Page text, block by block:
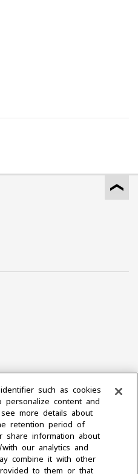
ව්‍යාපාරික ප්‍රදේශ
such as cookies
content and
more details about
retention period of
share information about
our analytics and
combine it with other
to them or that